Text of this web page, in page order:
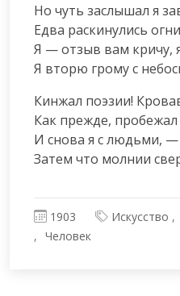
Но чуть заслышал я
Едва раскинулись
Я — отзыв вам кричу,
Я вторю грому с
Кинжал поэзии!
Как прежде,
И снова я с людьми, —
Затем что молнии
1903 Искусство
Человек